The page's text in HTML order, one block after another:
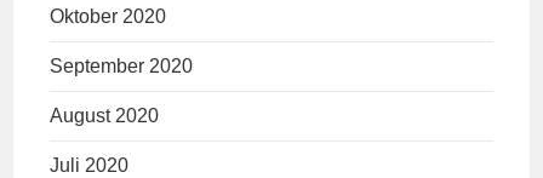
Oktober 2020
September 2020
August 2020
Juli 2020